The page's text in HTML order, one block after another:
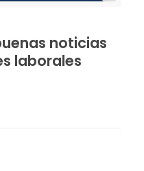
noticias
laborales